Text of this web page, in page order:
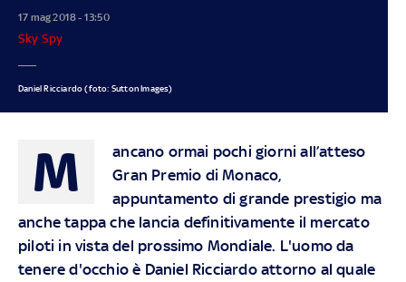
17 mag 2018 - 13:50
Sky Spy
Daniel Ricciardo (foto: Sutton Images)
M
ancano ormai pochi giorni all’atteso
Gran Premio di Monaco,
appuntamento di grande prestigio ma
anche tappa che lancia definitivamente il mercato
piloti in vista del prossimo Mondiale. L'uomo da
tenere d'occhio è Daniel Ricciardo attorno al quale